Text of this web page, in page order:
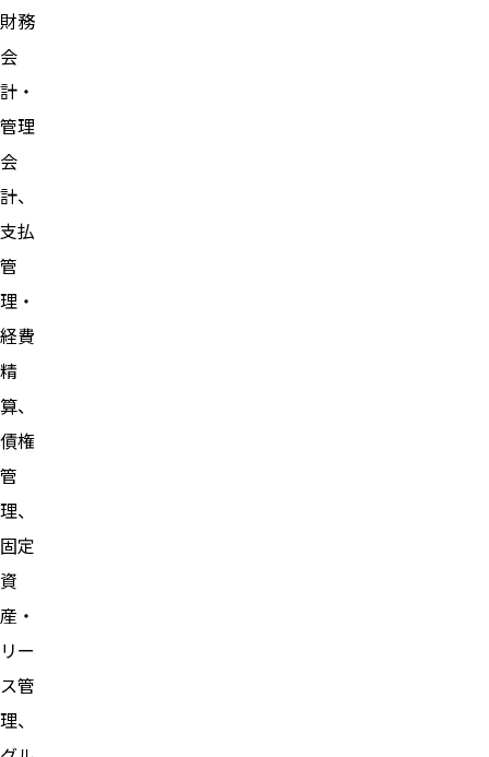
財務
会
計・
管理
会
計、
支払
管
理・
経費
精
算、
債権
管
理、
固定
資
産・
リー
ス管
理、